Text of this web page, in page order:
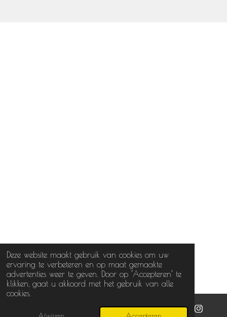
Deze website maakt gebruik van cookies om uw
ervaring te verbeteren en op maat gemaakte
advertenties weer te geven. Door op ‘Accepteren’ te
klikken, gaat u akkoord met het gebruik van alle
cookies.